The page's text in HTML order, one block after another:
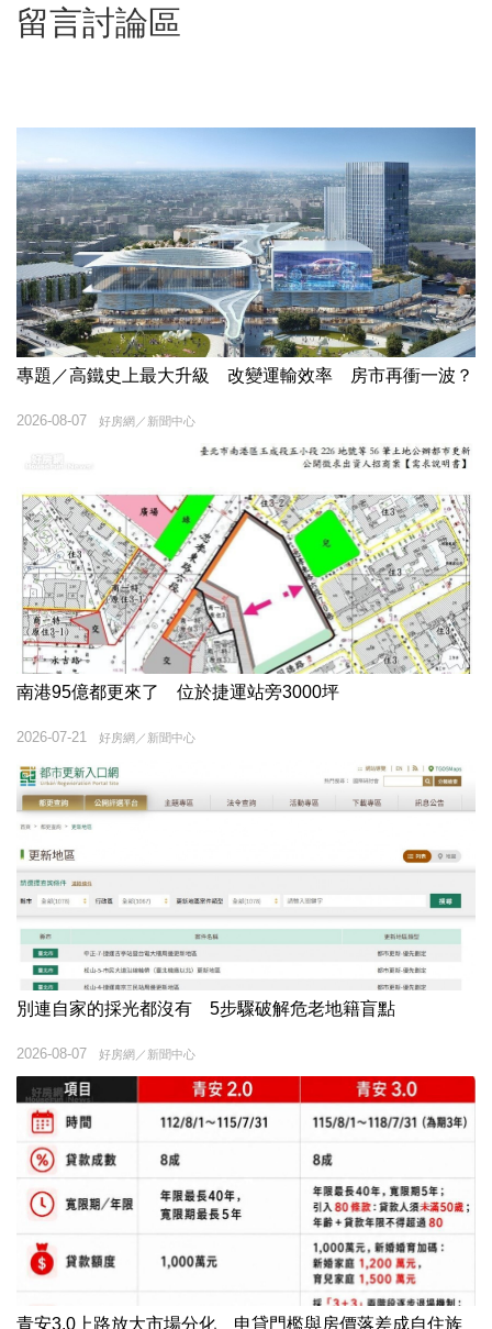
留言討論區
專題／高鐵史上最大升級 改變運輸效率 房市再衝一波？
好房網／新聞中心
2026-08-07
南港95億都更來了 位於捷運站旁3000坪
好房網／新聞中心
2026-07-21
別連自家的採光都沒有 5步驟破解危老地籍盲點
好房網／新聞中心
2026-08-07
青安3.0上路放大市場分化 申貸門檻與房價落差成自住族